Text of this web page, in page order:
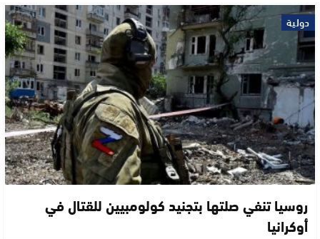
دولية
روسيا تنفي صلتها بتجنيد كولومبيين للقتال في
أوكرانيا